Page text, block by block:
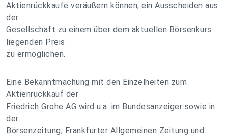
Aktienrückkaufe veräußern können, ein Ausscheiden aus
der
Gesellschaft zu einem über dem aktuellen Börsenkurs
liegenden Preis
zu ermöglichen.
Eine Bekanntmachung mit den Einzelheiten zum
Aktienrückkauf der
Friedrich Grohe AG wird u.a. im Bundesanzeiger sowie in
der
Börsenzeitung, Frankfurter Allgemeinen Zeitung und